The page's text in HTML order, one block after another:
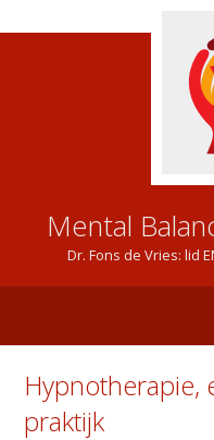
Mental
Dr. Fons de Vries: lid
Hypnotherapie,
praktijk